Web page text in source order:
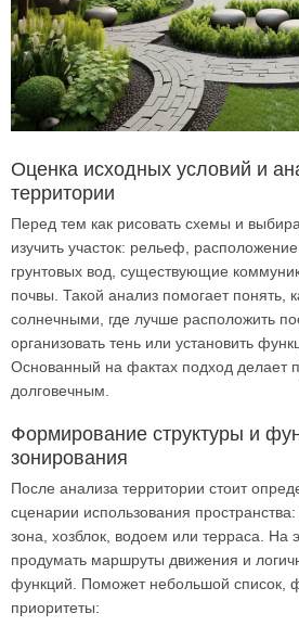
Оценка исходных условий и
территории
Перед тем как рисовать схемы и
изучить участок: рельеф,
грунтовых вод, существующие
почвы. Такой анализ помогает понять,
солнечными, где лучше расположить
организовать тень или установить
Основанный на фактах подход делает
долговечным.
Формирование структуры и
зонирования
После анализа территории стоит
сценарии использования
зона, хозблок, водоем или терраса. На
продумать маршруты движения и
функций. Поможет небольшой список,
приоритеты: